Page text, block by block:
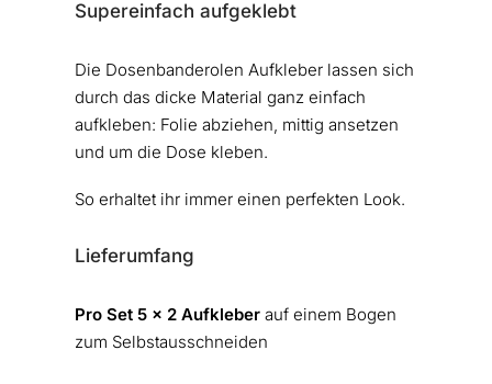
Supereinfach aufgeklebt
Die Dosenbanderolen Aufkleber lassen sich
durch das dicke Material ganz einfach
aufkleben: Folie abziehen, mittig ansetzen
und um die Dose kleben.
So erhaltet ihr immer einen perfekten Look.
Lieferumfang
Pro Set 5 x 2 Aufkleberauf einem Bogen
zum Selbstausschneiden